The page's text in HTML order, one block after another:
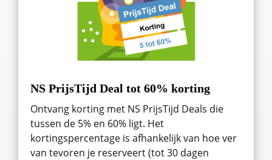
NS PrijsTijd Deal tot 60% korting
Ontvang korting met NS PrijsTijd Deals die
tussen de 5% en 60% ligt. Het
kortingspercentage is afhankelijk van hoe ver
van tevoren je reserveert (tot 30 dagen